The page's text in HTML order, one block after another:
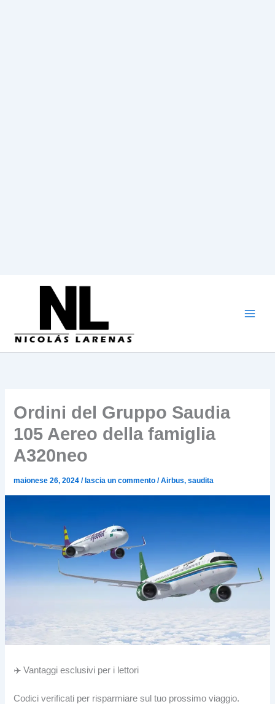
Ordini del Gruppo Saudia
105 Aereo della famiglia
A320neo
maionese 26, 2024/ lascia un commento /Airbus,saudita
✈️ Vantaggi esclusivi per i lettori
Codici verificati per risparmiare sul tuo prossimo viaggio.